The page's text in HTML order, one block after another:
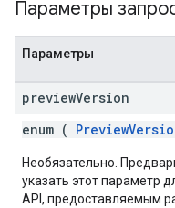
Параметры
Параметры
previewVersion
enum (
Необязательно.
указать этот параметр
API, предоставляемым